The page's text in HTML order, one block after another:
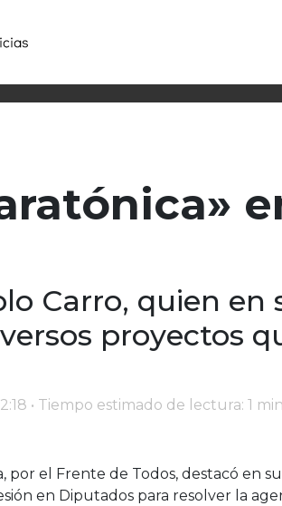
Carro, quien en
proyectos
• Tiempo estimado de lectura: 1
el Frente de Todos, destacó en
en Diputados para resolver la